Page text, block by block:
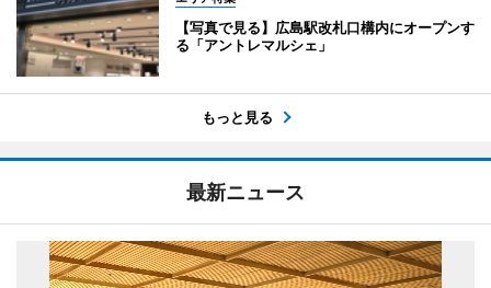
【写真で見る】広島駅改札口構内にオープンす
る「アントレマルシェ」
もっと見る
最新ニュース